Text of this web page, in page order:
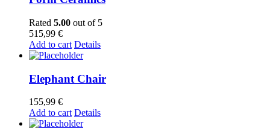
Rated 5.00 out of 5
515,99 €
Add to cart Details
Elephant Chair
155,99 €
Add to cart Details